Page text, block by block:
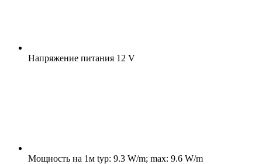
Напряжение питания 12 V
Мощность на 1м typ: 9.3 W/m; max: 9.6 W/m